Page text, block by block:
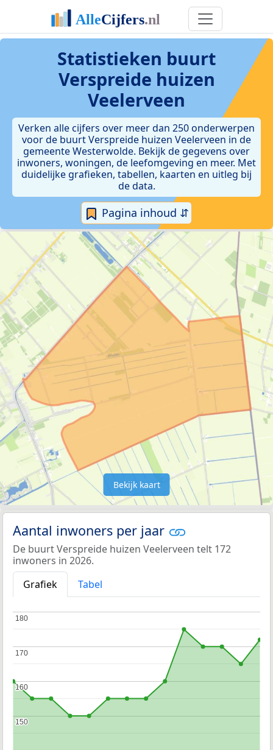
Statistieken buurt
Verspreide huizen
Veelerveen
Verken alle cijfers over meer dan 250 onderwerpen
voor de buurt Verspreide huizen Veelerveen in de
gemeente Westerwolde. Bekijk de gegevens over
inwoners, woningen, de leefomgeving en meer. Met
duidelijke grafieken, tabellen, kaarten en uitleg bij
de data.
Pagina inhoud ⇵
Bekijk kaart
Aantal inwoners per jaar
De buurt Verspreide huizen Veelerveen telt 172
inwoners in 2026.
Grafiek
Tabel
150
150
160
160
170
170
180
180